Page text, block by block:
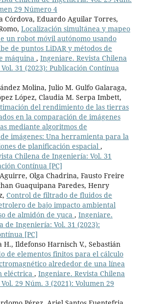
29 Número 4
Córdova, Eduardo Aguilar Torres,
Localización simultánea y mapeo
un robot móvil autónomo usando
de puntos LiDAR y métodos de
máquina , Ingeniare. Revista Chilena
31 (2023): Publicación Contínua
Molina, Julio M. Gulfo Galaraga,
López, Claudia M. Serpa Imbett,
del rendimiento de las tierras
en la comparación de imágenes
mediante algoritmos de
imágenes: Una herramienta para la
de planificación espacial ,
Chilena de Ingeniería: Vol. 31
Contínua [PC]
Olga Chadrina, Fausto Freire
Guaquipana Paredes, Henry
Control de filtrado de fluidos de
de bajo impacto ambiental
de almidón de yuca , Ingeniare.
de Ingeniería: Vol. 31 (2023):
[PC]
H., Ildefonso Harnisch V., Sebastián
de elementos finitos para el cálculo
alrededor de una línea
eléctrica , Ingeniare. Revista Chilena
29 Núm. 3 (2021): Volumen 29